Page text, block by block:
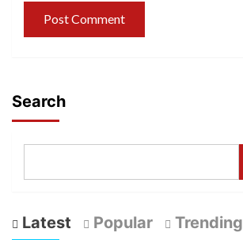
Search
Latest Popular Trending